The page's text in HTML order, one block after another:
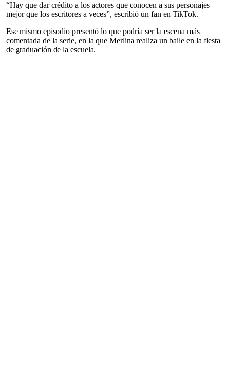
“Hay que dar crédito a los actores que conocen a sus personajes
mejor que los escritores a veces”, escribió un fan en TikTok.
Ese mismo episodio presentó lo que podría ser la escena más
comentada de la serie, en la que Merlina realiza un baile en la fiesta
de graduación de la escuela.